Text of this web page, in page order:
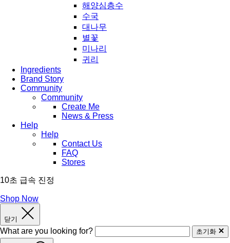
해양심층수
수국
대나무
별꽃
미나리
귀리
Ingredients
Brand Story
Community
Community
Create Me
News & Press
Help
Help
Contact Us
FAQ
Stores
10초 급속 진정
Shop Now
닫기
What are you looking for? 초기화